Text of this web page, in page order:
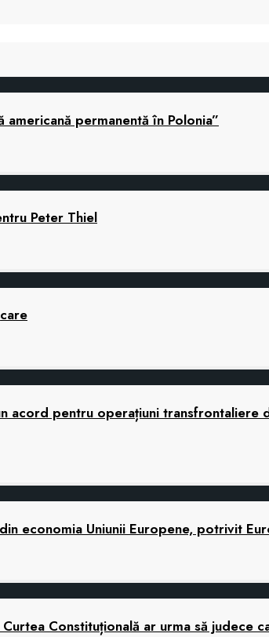
permanentă în Polonia”
Peter Thiel
acord pentru operațiuni
economia Uniunii Europene, potrivit
Curtea Constituțională ar urma să judece